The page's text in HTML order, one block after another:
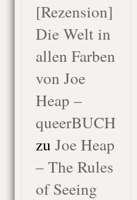
[Rezension]
Die Welt in
allen Farben
von Joe
Heap –
queerBUCH
zu Joe Heap
– The Rules
of Seeing